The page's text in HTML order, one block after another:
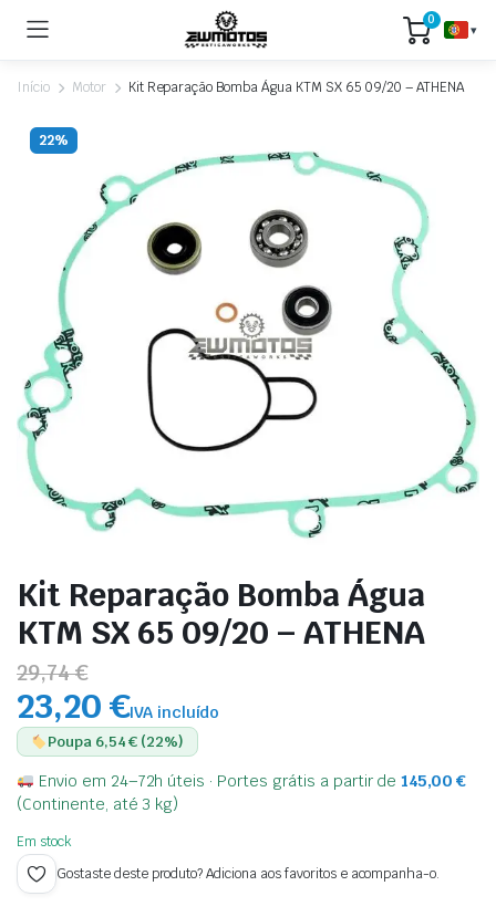
0
▾
Início Motor Kit Reparação Bomba Água KTM SX 65 09/20 – ATHENA
22%
Kit Reparação Bomba Água
KTM SX 65 09/20 – ATHENA
29,74 €
23,20 €IVA incluído
Poupa 6,54 € (22%)
Envio em 24–72h úteis · Portes grátis a partir de145,00 €
(Continente, até 3 kg)
Em stock
Gostaste deste produto? Adiciona aos favoritos e acompanha-o.